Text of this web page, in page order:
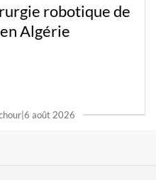
robotique de
Algérie
|6 août 2026